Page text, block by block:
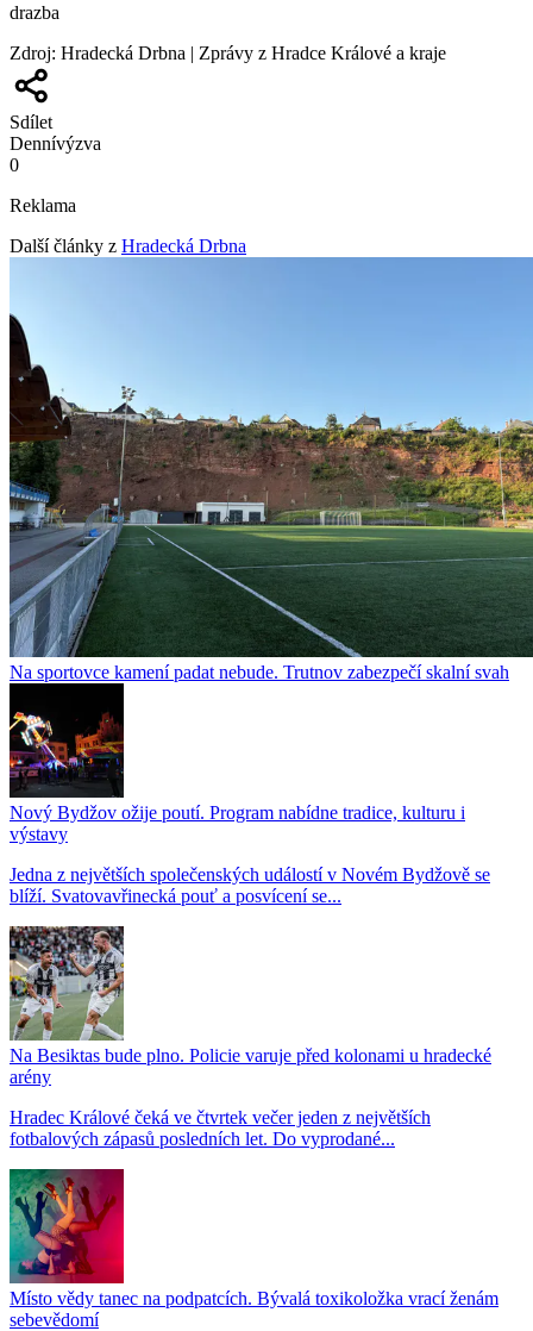
drazba
Zdroj: Hradecká Drbna | Zprávy z Hradce Králové a kraje
Sdílet
Dennívýzva
0
Reklama
Další články z Hradecká Drbna
Na sportovce kamení padat nebude. Trutnov zabezpečí skalní svah
Nový Bydžov ožije poutí. Program nabídne tradice, kulturu i
výstavy
Jedna z největších společenských událostí v Novém Bydžově se
blíží. Svatovavřinecká pouť a posvícení se...
Na Besiktas bude plno. Policie varuje před kolonami u hradecké
arény
Hradec Králové čeká ve čtvrtek večer jeden z největších
fotbalových zápasů posledních let. Do vyprodané...
Místo vědy tanec na podpatcích. Bývalá toxikoložka vrací ženám
sebevědomí